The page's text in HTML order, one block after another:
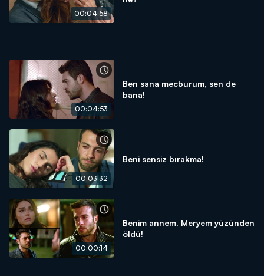
00:04:58
00:04:53
Ben sana mecburum, sen de
bana!
00:03:32
Beni sensiz bırakma!
00:00:14
Benim annem, Meryem yüzünden
öldü!